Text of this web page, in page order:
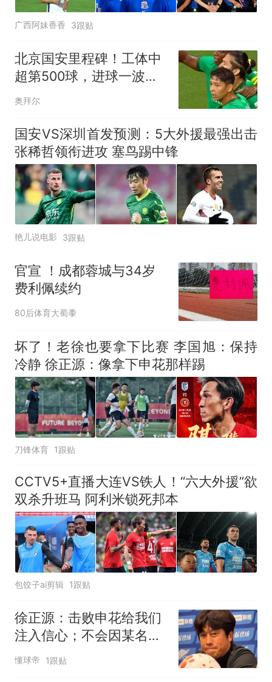
广西阿妹香香 3跟贴
北京国安里程碑！工体中
超第500球，进球一波三
折，张玉宁破门
奥拜尔
国安VS深圳首发预测：5大外援最强出击
张稀哲领衔进攻 塞鸟踢中锋
艳儿说电影 3跟贴
官宣 ！成都蓉城与34岁
费利佩续约
80后体育大蜀黍
坏了！老徐也要拿下比赛 李国旭：保持
冷静 徐正源：像拿下申花那样踢
刀锋体育 1跟贴
CCTV5+直播大连VS铁人！“六大外援”欲
双杀升班马 阿利米锁死邦本
包饺子ai剪辑 1跟贴
徐正源：击败申花给我们
注入信心；不会因某名球
员缺阵而退缩
懂球帝 1跟贴